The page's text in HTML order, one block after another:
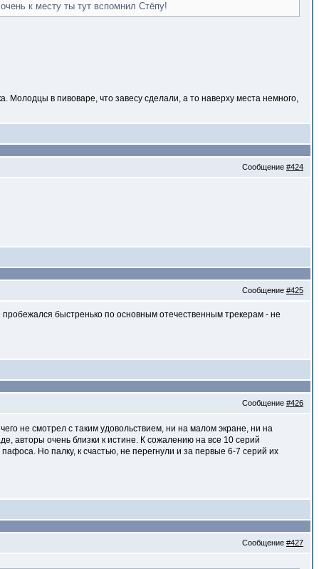
к месту ты тут вспомнил Стёпу!
Молодцы в пивоваре, что завесу сделали, а то наверху места немного,
Сообщение #424
Сообщение #425
быстренько по основным отечественным трекерам - не
Сообщение #426
не смотрел с таким удовольствием, ни на малом экране, ни на
авторы очень близки к истине. К сожалению на все 10 серий
Но палку, к счастью, не перегнули и за первые 6-7 серий их
Сообщение #427